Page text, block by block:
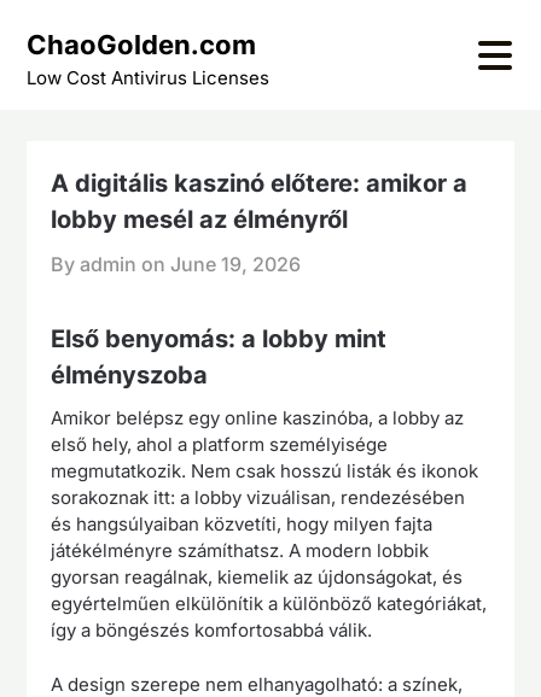
content
ChaoGolden.com
Low Cost Antivirus Licenses
A digitális kaszinó előtere: amikor a
lobby mesél az élményről
By admin onJune 19, 2026
Első benyomás: a lobby mint
élményszoba
Amikor belépsz egy online kaszinóba, a lobby az
első hely, ahol a platform személyisége
megmutatkozik. Nem csak hosszú listák és ikonok
sorakoznak itt: a lobby vizuálisan, rendezésében
és hangsúlyaiban közvetíti, hogy milyen fajta
játékélményre számíthatsz. A modern lobbik
gyorsan reagálnak, kiemelik az újdonságokat, és
egyértelműen elkülönítik a különböző kategóriákat,
így a böngészés komfortosabbá válik.
A design szerepe nem elhanyagolható: a színek,